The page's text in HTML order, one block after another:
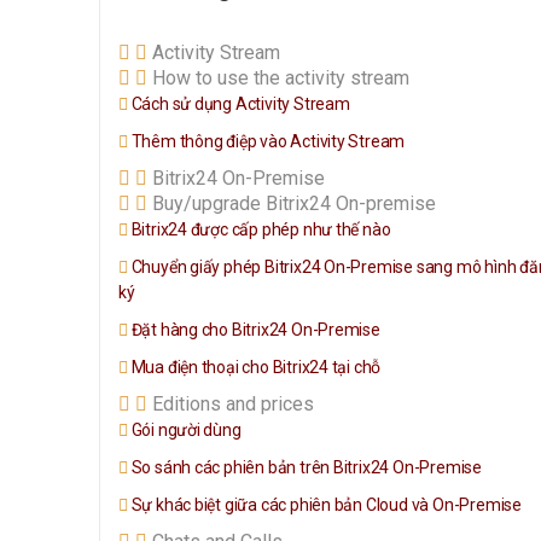
Activity Stream
How to use the activity stream
Cách sử dụng Activity Stream
Thêm thông điệp vào Activity Stream
Bitrix24 On-Premise
Buy/upgrade Bitrix24 On-premise
Bitrix24 được cấp phép như thế nào
Chuyển giấy phép Bitrix24 On-Premise sang mô hình
ký
Đặt hàng cho Bitrix24 On-Premise
Mua điện thoại cho Bitrix24 tại chỗ
Editions and prices
Gói người dùng
So sánh các phiên bản trên Bitrix24 On-Premise
Sự khác biệt giữa các phiên bản Cloud và On-Premise